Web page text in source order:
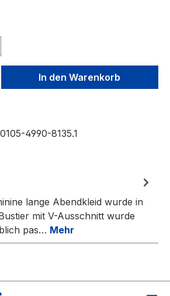
Gib den
In den Warenkorb
0105-4990-8135.1
lange Abendkleid wurde in
mit V-Ausschnitt wurde
pas… Mehr